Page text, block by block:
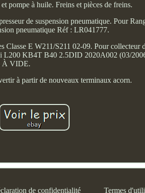
pompe à huile. Freins et pièces de freins.
de suspension pneumatique. Pour
pneumatique Réf : LR041777.
Classe E W211/S211 02-09. Pour collecteur
L200 KB4T B40 2.5DID 2020A002 (03/
À VIDE.
à partir de nouveaux terminaux acorn.
de confidentialité Termes